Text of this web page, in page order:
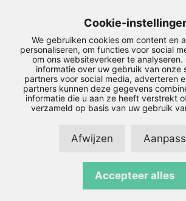
9301 ZV Roden
088-5013636
Snel naar
Service
Downloads
Privacyverklaring|Disclaimer |Sitemap
Cookie-
We gebruiken cookies om content en
personaliseren, om functies voor social
om ons websiteverkeer te analyseren.
informatie over uw gebruik van onze
partners voor social media, adverteren
partners kunnen deze gegevens
informatie die u aan ze heeft verstrekt
verzameld op basis van uw gebruik
Afwijzen
Accepteer alles